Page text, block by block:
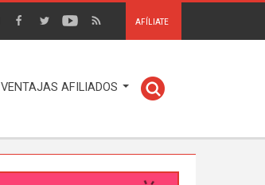
AFÍLIATE
VENTAJAS AFILIADOS